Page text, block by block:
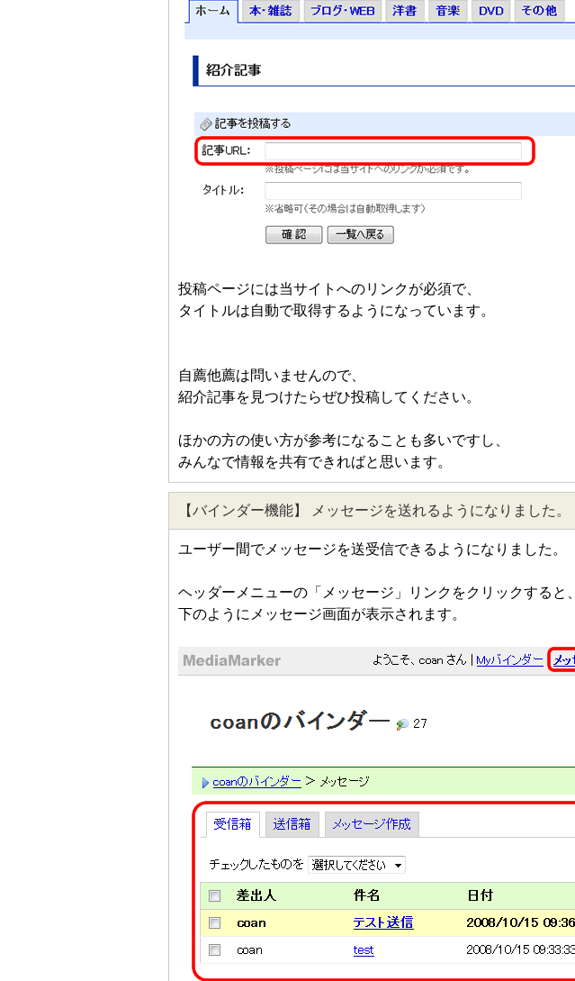
投稿ページには当サイトへのリンクが必須で、
タイトルは自動で取得するようになっています。
自薦他薦は問いませんので、
紹介記事を見つけたらぜひ投稿してください。
ほかの方の使い方が参考になることも多いですし、
みんなで情報を共有できればと思います。
【バインダー機能】 メッセージを送れるようになりました。
ユーザー間でメッセージを送受信できるようになりました。
ヘッダーメニューの「メッセージ」リンクをクリックすると、
下のようにメッセージ画面が表示されます。